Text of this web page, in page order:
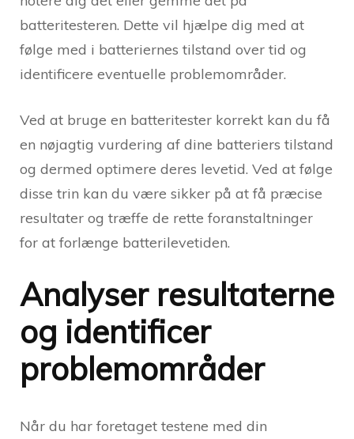
batteritesteren. Dette vil hjælpe dig med at
følge med i batteriernes tilstand over tid og
identificere eventuelle problemområder.
Ved at bruge en batteritester korrekt kan du få
en nøjagtig vurdering af dine batteriers tilstand
og dermed optimere deres levetid. Ved at følge
disse trin kan du være sikker på at få præcise
resultater og træffe de rette foranstaltninger
for at forlænge batterilevetiden.
Analyser resultaterne
og identificer
problemområder
Når du har foretaget testene med din